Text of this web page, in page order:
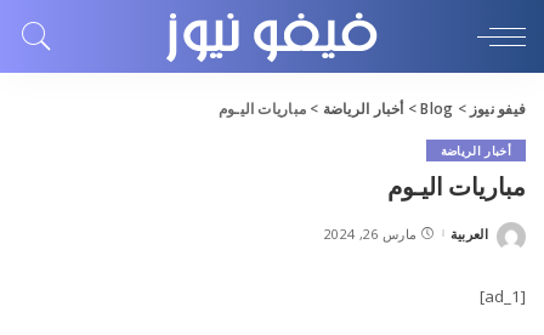
فيفو نيوز >
Blog
> أخبار الرياضة > مباريات اليـوم
أخبار الرياضة
مباريات اليـوم
Posted
العربية مارس 26, 2024
[ad_1]